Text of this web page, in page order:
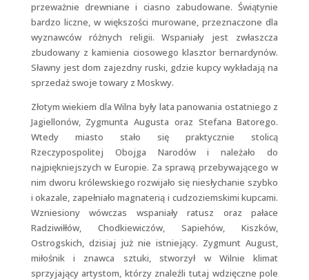
przeważnie drewniane i ciasno zabudowane. Świątynie
bardzo liczne, w większości murowane, przeznaczone dla
wyznawców różnych religii. Wspaniały jest zwłaszcza
zbudowany z kamienia ciosowego klasztor bernardynów.
Sławny jest dom zajezdny ruski, gdzie kupcy wykładają na
sprzedaż swoje towary z Moskwy.
Złotym wiekiem dla Wilna były lata panowania ostatniego z
Jagiellonów, Zygmunta Augusta oraz Stefana Batorego.
Wtedy miasto stało się praktycznie stolicą
Rzeczypospolitej Obojga Narodów i należało do
najpiękniejszych w Europie. Za sprawą przebywającego w
nim dworu królewskiego rozwijało się niesłychanie szybko
i okazale, zapełniało magnaterią i cudzoziemskimi kupcami.
Wzniesiony wówczas wspaniały ratusz oraz pałace
Radziwiłłów, Chodkiewiczów, Sapiehów, Kiszków,
Ostrogskich, dzisiaj już nie istniejący. Zygmunt August,
miłośnik i znawca sztuki, stworzył w Wilnie klimat
sprzyjający artystom, którzy znaleźli tutaj wdzięczne pole